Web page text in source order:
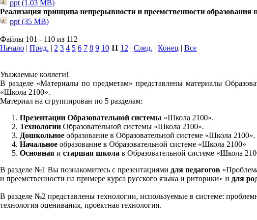
ppt (1.03 MB)
Реализация принципа непрерывности и преемственности
ppt (35 MB)
Файлы 101 - 110 из 112
Начало | Пред. | 2 3 4 5 6 7 8 9 10 11 12 | След. | Конец | Все
Уважаемые коллеги!
В разделе «Материалы по предметам» представлены материалы
«Школа 2100».
Материал на сгруппирован по 5 разделам:
Презентации Образовательной системы «Школа 2100».
Технологии Образовательной системы «Школа 2100».
Дошкольное образование в Образовательной системе «Школа 2100».
Начальное образование в Образовательной системе «Школа 2100»
Основная и старшая школа в Образовательной системе «Школа
В разделе №1 Вы познакомитесь с презентациями для педагогов
и преемственности на примере курса русского языка и риторики» и для
В разделе №2 представлены технологии, используемые в системе:
технология оценивания, проектная технология.